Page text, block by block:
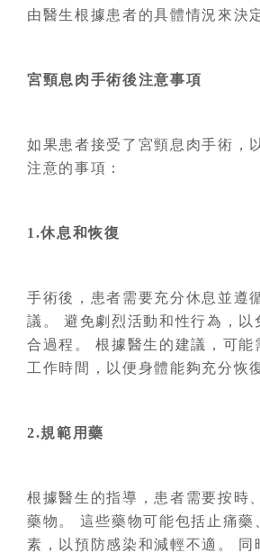
由醫生根據患者的具體情況來決
宮頸息肉手術後注意事項
如果患者接受了宮頸息肉手術，
注意的事項：
1.休息和恢復
手術後，患者需要充分休息並遵
議。 避免劇烈活動和性行為，以
合過程。 根據醫生的建議，可能
工作時間，以便身體能夠充分恢
2.規範用藥
根據醫生的指導，患者需要按時
藥物。 這些藥物可能包括止痛藥
素，以預防感染和減輕不適。 同